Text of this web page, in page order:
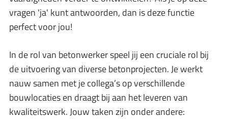
vragen 'ja' kunt antwoorden, dan is deze functie
perfect voor jou!
In de rol van betonwerker speel jij een cruciale rol bij
de uitvoering van diverse betonprojecten. Je werkt
nauw samen met je collega’s op verschillende
bouwlocaties en draagt bij aan het leveren van
kwaliteitswerk. Jouw taken zijn onder andere: